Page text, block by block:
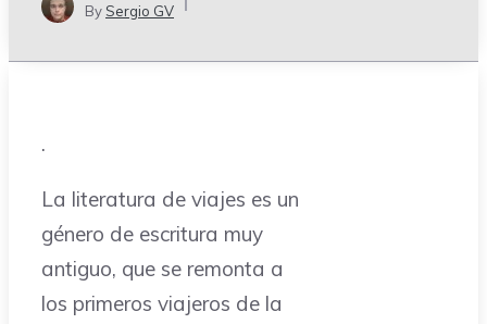
By Sergio GV
.
La literatura de viajes es un
género de escritura muy
antiguo, que se remonta a
los primeros viajeros de la